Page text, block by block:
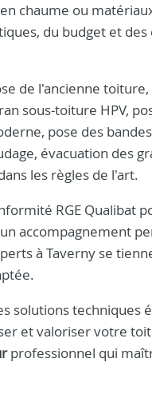
chaume ou
du budget et des
de l'ancienne
sous‑toiture HPV,
pose des
évacuation des
les règles de l'art.
RGE Qualibat
accompagnement
à Taverny se
solutions techniques
et valoriser votre
professionnel qui